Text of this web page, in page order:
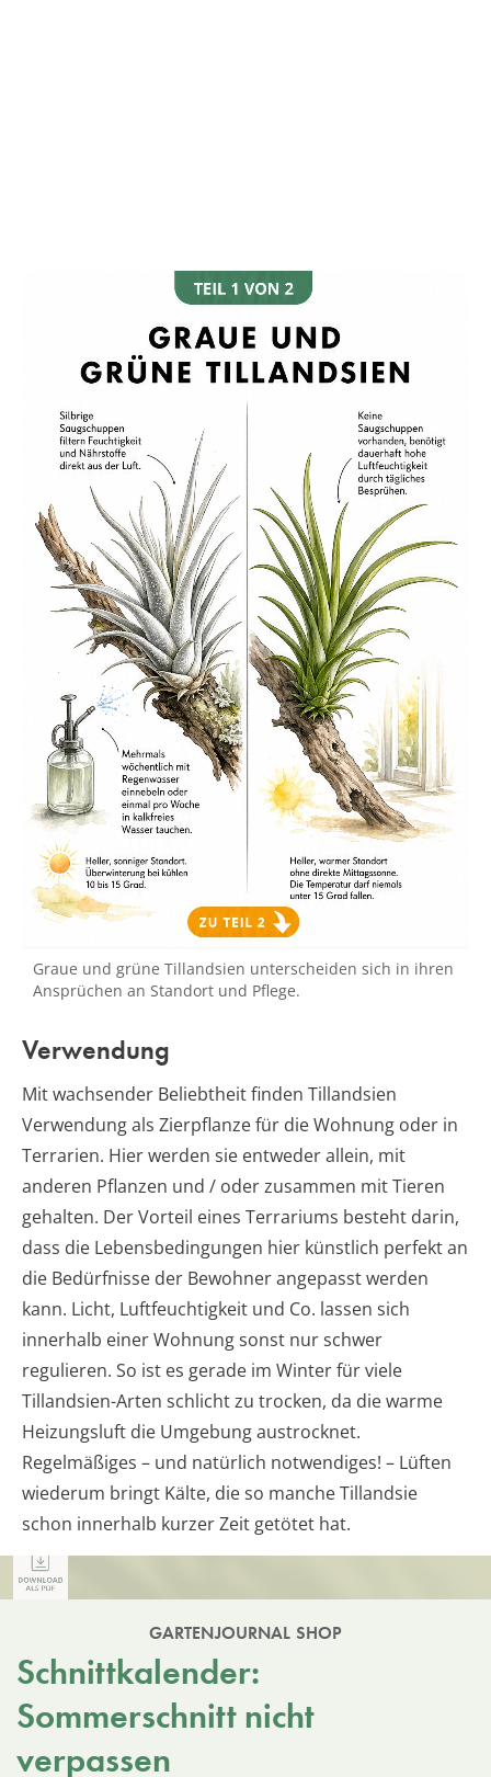
Graue und grüne Tillandsien unterscheiden sich in ihren
Ansprüchen an Standort und Pflege.
Verwendung
Mit wachsender Beliebtheit finden Tillandsien
Verwendung als Zierpflanze für die Wohnung oder in
Terrarien. Hier werden sie entweder allein, mit
anderen Pflanzen und / oder zusammen mit Tieren
gehalten. Der Vorteil eines Terrariums besteht darin,
dass die Lebensbedingungen hier künstlich perfekt an
die Bedürfnisse der Bewohner angepasst werden
kann. Licht, Luftfeuchtigkeit und Co. lassen sich
innerhalb einer Wohnung sonst nur schwer
regulieren. So ist es gerade im Winter für viele
Tillandsien-Arten schlicht zu trocken, da die warme
Heizungsluft die Umgebung austrocknet.
Regelmäßiges – und natürlich notwendiges! – Lüften
wiederum bringt Kälte, die so manche Tillandsie
schon innerhalb kurzer Zeit getötet hat.
GARTENJOURNAL SHOP
Schnittkalender:
Sommerschnitt nicht
verpassen